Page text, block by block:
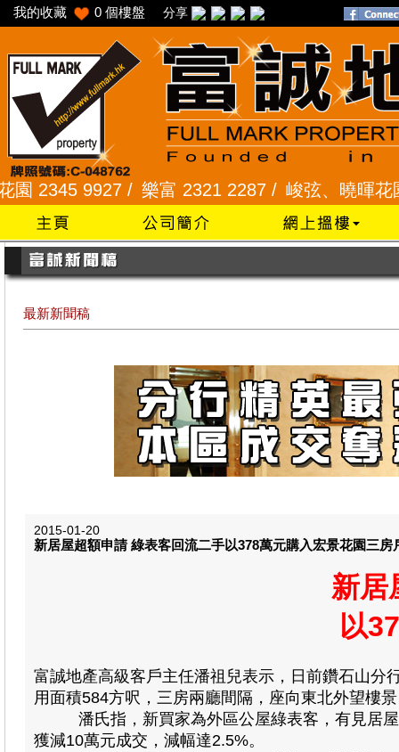
我的收藏 0 個樓盤 分享
9927 /樂富 2321 2287 /峻弦、曉暉花園
最新新聞稿
2015-01-20
新居屋超額申請 綠表客回流二手以378萬元購入宏景花園三房
新居
以
富誠地產高級客戶主任潘祖兒表示，日前鑽石山分
用面積584方呎，三房兩廳間隔，座向東北外望樓
潘氏指，新買家為外區公屋綠表客，有見居屋
獲減10萬元成交，減幅達2.5%。